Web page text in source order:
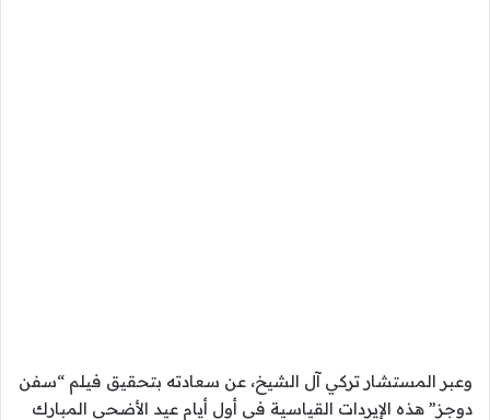
وعبر المستشار تركي آل الشيخ، عن سعادته بتحقيق فيلم “سفن
دوجز” هذه الإيردات القياسية في أول أيام عيد الأضحى المبارك